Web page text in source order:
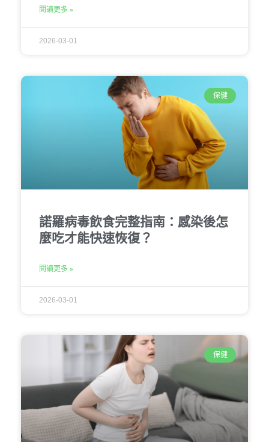
閱讀更多 »
2026-03-01
保健
諾羅病毒飲食完整指南：感染後怎
麼吃才能快速恢復？
閱讀更多 »
2026-03-01
保健